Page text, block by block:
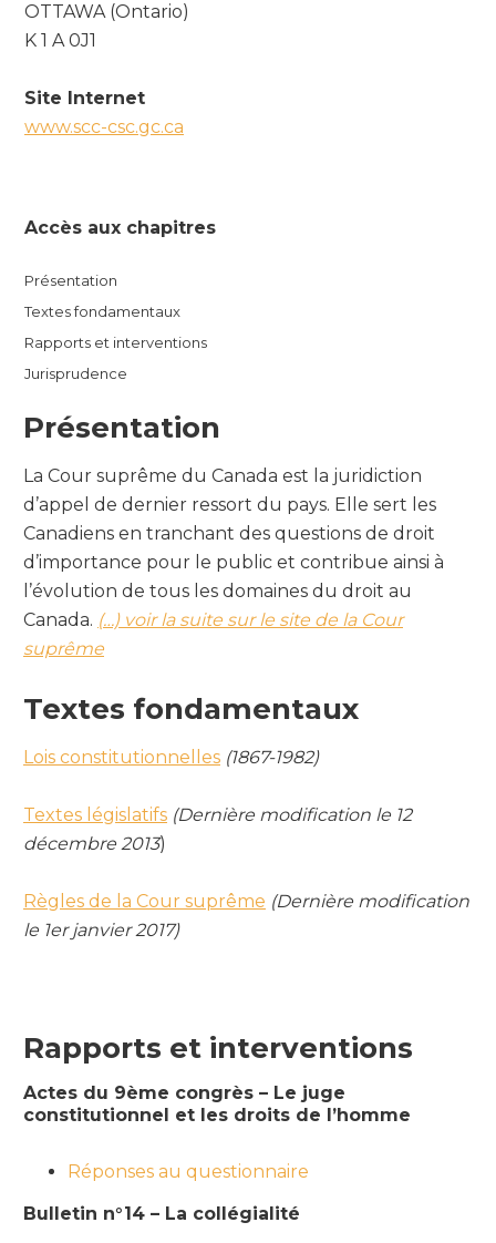
Accès aux chapitres
Présentation
Textes fondamentaux
Rapports et interventions
Jurisprudence
Présentation
La Cour suprême du Canada est la juridiction
d’appel de dernier ressort du pays. Elle sert les
Canadiens en tranchant des questions de droit
d’importance pour le public et contribue ainsi à
l’évolution de tous les domaines du droit au
Canada. (…) voir la suite sur le site de la Cour
suprême
Textes fondamentaux
Lois constitutionnelles (1867-1982)
Textes législatifs (Dernière modification le 12
décembre 2013)
Règles de la Cour suprême (Dernière modification
le 1er janvier 2017)
Rapports et interventions
Actes du 9ème congrès – Le juge
constitutionnel et les droits de l’homme
Réponses au questionnaire
Bulletin n°14 – La collégialité
OTTAWA (Ontario)
K 1 A 0J1
Site Internet
www.scc-csc.gc.ca